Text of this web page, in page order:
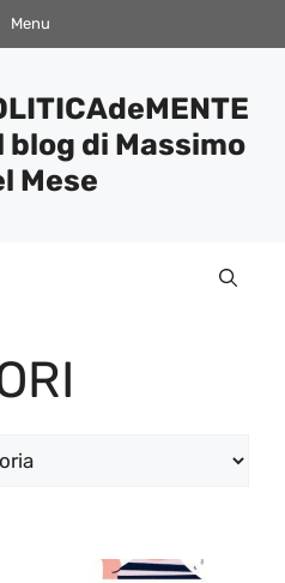
Menu
blog di Massimo
Mese